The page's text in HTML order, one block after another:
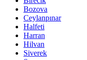
Bozova
Ceylanpınar
Halfeti
Harran
Hilvan
Siverek